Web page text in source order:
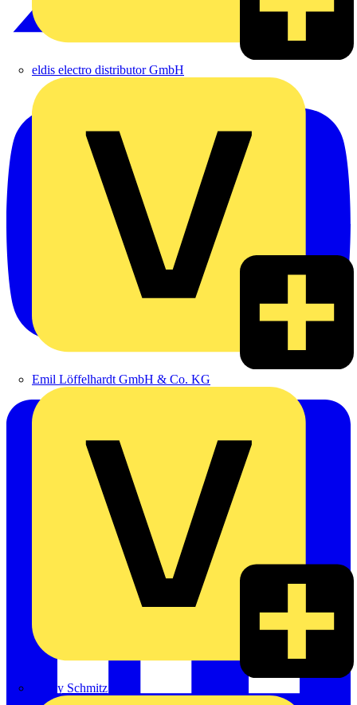
eldis electro distributor GmbH
Emil Löffelhardt GmbH & Co. KG
Hardy Schmitz